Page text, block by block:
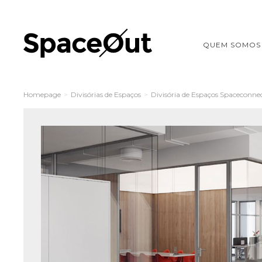
QUEM SOMOS
Homepage > Divisórias de Espaços > Divisória de Espaços